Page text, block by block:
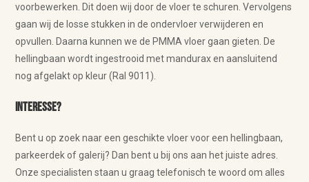
voorbewerken. Dit doen wij door de vloer te schuren. Vervolgens
gaan wij de losse stukken in de ondervloer verwijderen en
opvullen. Daarna kunnen we de PMMA vloer gaan gieten. De
hellingbaan wordt ingestrooid met mandurax en aansluitend
nog afgelakt op kleur (Ral 9011).
Interesse?
Bent u op zoek naar een geschikte vloer voor een hellingbaan,
parkeerdek of galerij? Dan bent u bij ons aan het juiste adres.
Onze specialisten staan u graag telefonisch te woord om alles